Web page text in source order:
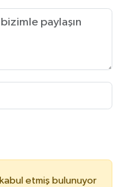
kabul etmiş bulunuyor